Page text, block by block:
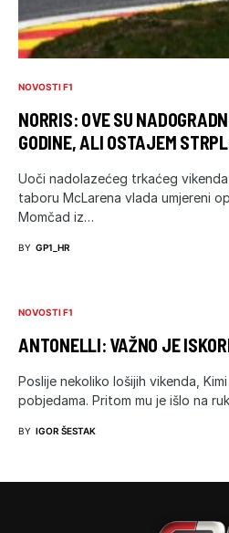
NOVOSTI F1
NORRIS: OVE SU
GODINE, ALI OSTAJEM
Uoči nadolazećeg trkaćeg
taboru McLarena vlada umjereni
Momčad iz…
BY GP1_HR
NOVOSTI F1
ANTONELLI: VAŽNO JE
Poslije nekoliko lošijih vikenda,
pobjedama. Pritom mu je išlo na
BY IGOR ŠESTAK